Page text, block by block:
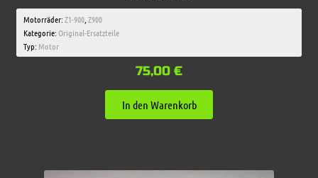
Motorräder:Z1-900,Z900
Kategorie:Original-Ersatzteile
Typ: Motor
75,00 €
In den Warenkorb